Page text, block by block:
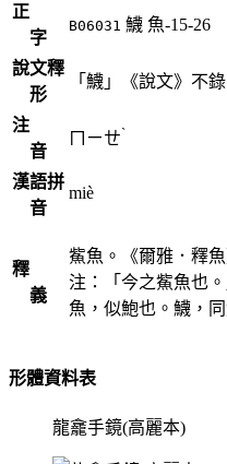
正
字
B06031 鱴 魚-15-26
說文釋
形
「鱴」《說文》不錄
注
音
ㄇㄧㄝˋ
漢語拼
音
miè
釋
義
鮆魚。《爾雅．釋
注：「今之鮆魚也
魚，似鮑也。鱴，
形體資料表
龍龕手鏡(高麗本)